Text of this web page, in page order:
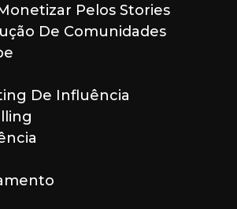
Pelos Stories
De Comunidades
De Influência